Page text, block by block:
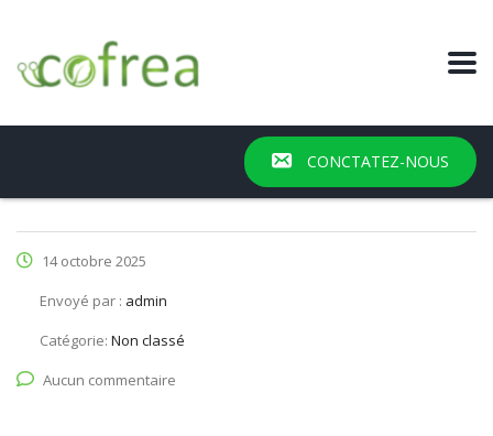
CONCTATEZ-NOUS
14 octobre 2025
Envoyé par : admin
Catégorie: Non classé
Aucun commentaire